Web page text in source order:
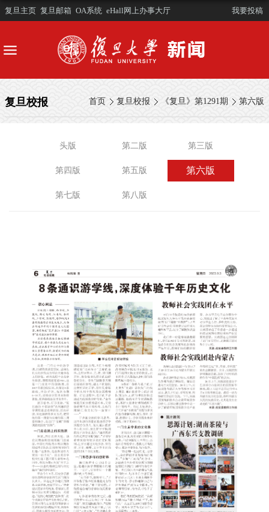
复旦主页 复旦邮箱 OA系统 eHall网上办事大厅 我要投稿
首页 复旦校报 《复旦》第1291期 第六版
复旦校报
头版 第二版 第三版
第四版 第五版 第六版
第七版 第八版